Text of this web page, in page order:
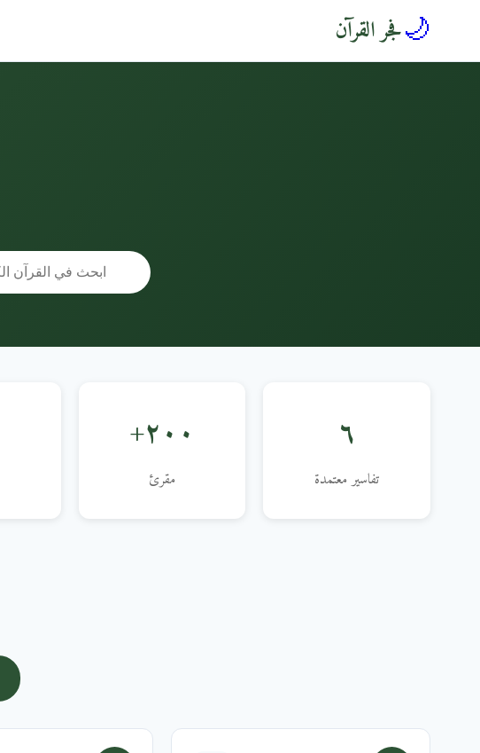
🌙فجر القرآن
٦
تفاسير معتمدة
٢٠٠+
مقرئ